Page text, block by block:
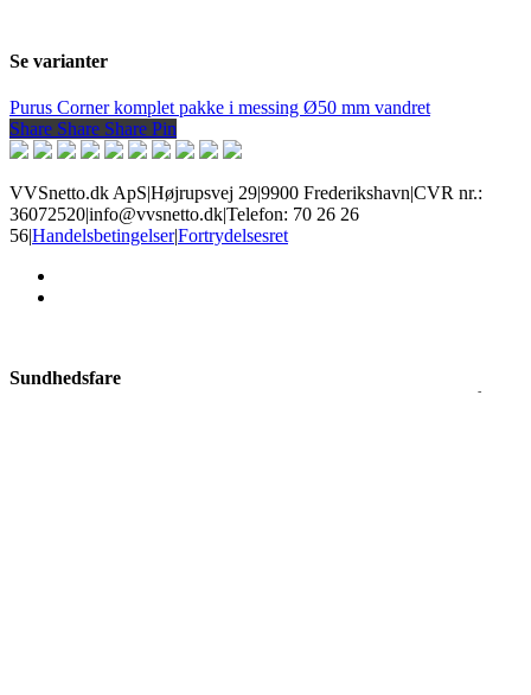
Se varianter
Purus Corner komplet pakke i messing Ø50 mm vandret
Share
Share Share Share Pin
VVSnetto.dk ApS|Højrupsvej 29|9900 Frederikshavn|CVR nr.:
36072520|info@vvsnetto.dk|Telefon: 70 26 26
56|Handelsbetingelser|Fortrydelsesret
Sundhedsfare
Produkter med dette mærke kan give slem irritation i øjne og på hud,